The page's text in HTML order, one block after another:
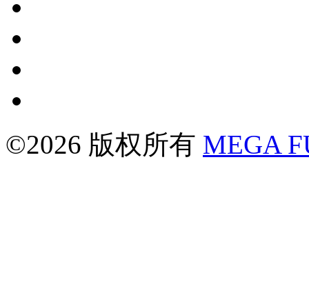
©2026 版权所有 MEGA